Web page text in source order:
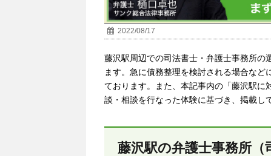
2022/08/17
藤沢駅周辺での司法書士・弁護士事務所の
ます。急に債務整理を検討される場合な
ております。また、本記事内の「藤沢駅に
談・相談を行なった体験に基づき、掲載し
藤沢駅の弁護士事務所（